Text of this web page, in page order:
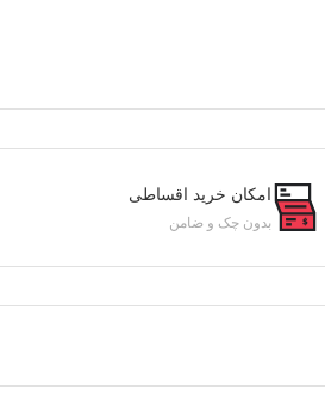
امکان خرید اقساطی
بدون چک و ضامن